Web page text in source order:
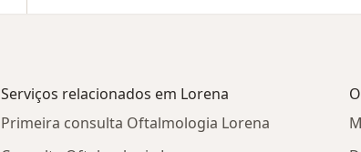
Serviços relacionados em Lorena
Primeira consulta Oftalmologia Lorena